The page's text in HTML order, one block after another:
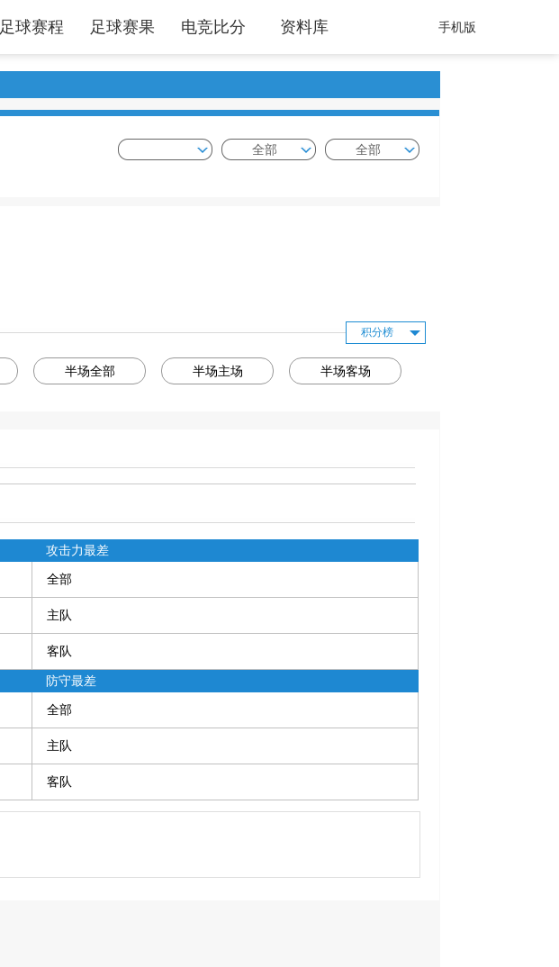
足球赛程 足球赛果 电竞比分 资料库 手机版
全部 全部
积分榜
半场全部 半场主场 半场客场
攻击力最差
全部
主队
客队
防守最差
全部
主队
客队